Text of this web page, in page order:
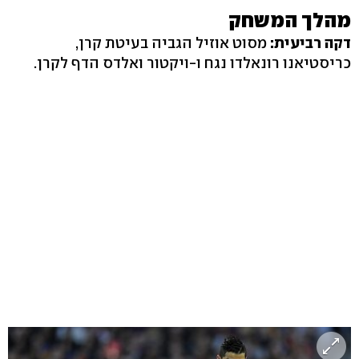
מהלך המשחק
דקה רביעית: מסוט אוזיל הגביה בעיטת קרן,
כריסטיאנו רונאלדו נגח ו-ויקטור ואלדס הדף לקרן.